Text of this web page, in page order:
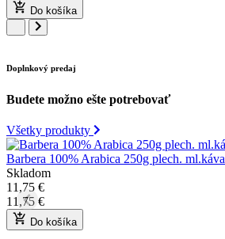
Do košíka
Doplnkový predaj
Budete možno ešte potrebovať
Všetky produkty
Barbera 100% Arabica 250g plech. ml.káva
Skladom
11,75 €
11,75 €
Do košíka